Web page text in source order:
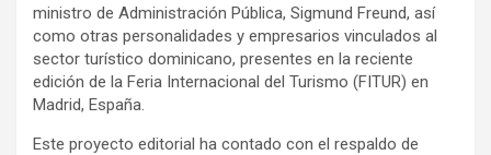
ministro de Administración Pública, Sigmund Freund, así
como otras personalidades y empresarios vinculados al
sector turístico dominicano, presentes en la reciente
edición de la Feria Internacional del Turismo (FITUR) en
Madrid, España.
Este proyecto editorial ha contado con el respaldo de